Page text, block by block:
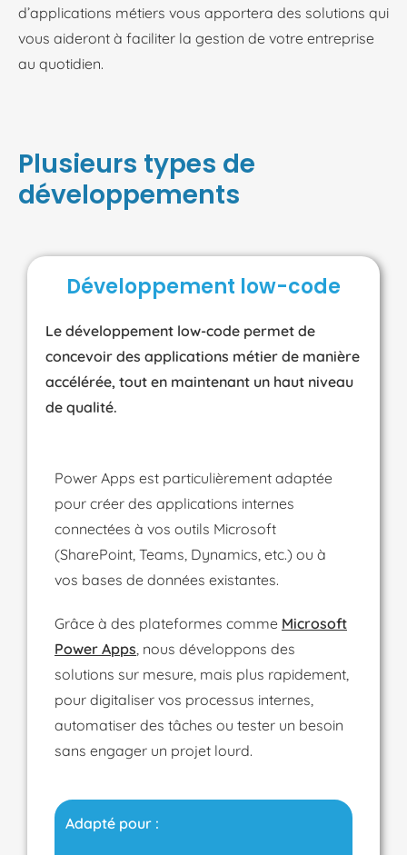
d’applications métiers vous apportera des solutions qui
vous aideront à faciliter la gestion de votre entreprise
au quotidien.
Plusieurs types de
développements
Développement low-code
Le développement low-code permet de
concevoir des applications métier de manière
accélérée, tout en maintenant un haut niveau
de qualité.
Power Apps est particulièrement adaptée
pour créer des applications internes
connectées à vos outils Microsoft
(SharePoint, Teams, Dynamics, etc.) ou à
vos bases de données existantes.
Grâce à des plateformes comme Microsoft
Power Apps, nous développons des
solutions sur mesure, mais plus rapidement,
pour digitaliser vos processus internes,
automatiser des tâches ou tester un besoin
sans engager un projet lourd.
Adapté pour :